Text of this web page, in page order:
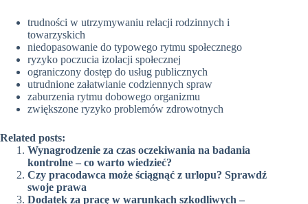
trudności w utrzymywaniu relacji rodzinnych i
towarzyskich
niedopasowanie do typowego rytmu społecznego
ryzyko poczucia izolacji społecznej
ograniczony dostęp do usług publicznych
utrudnione załatwianie codziennych spraw
zaburzenia rytmu dobowego organizmu
zwiększone ryzyko problemów zdrowotnych
Related posts:
Wynagrodzenie za czas oczekiwania na badania
kontrolne – co warto wiedzieć?
Czy pracodawca może ściągnąć z urlopu? Sprawdź
swoje prawa
Dodatek za pracę w warunkach szkodliwych –